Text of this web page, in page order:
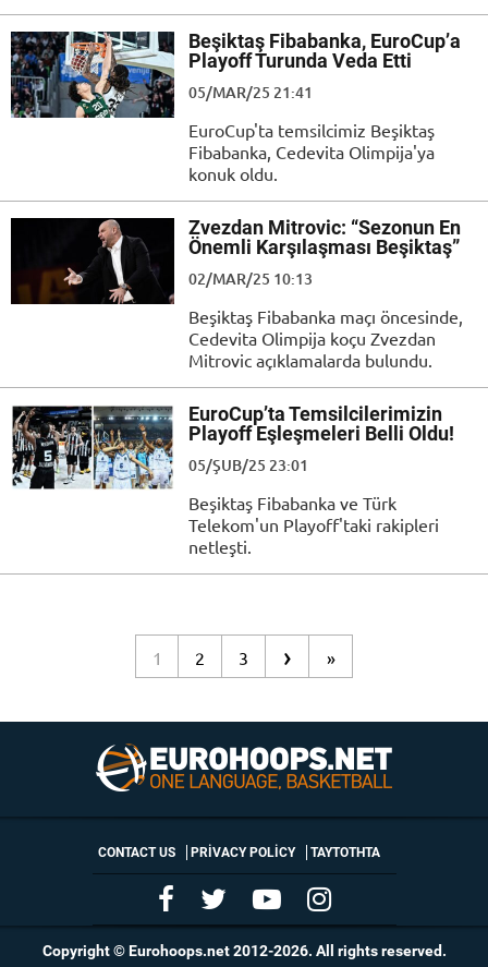
Beşiktaş Fibabanka, EuroCup’a
Playoff Turunda Veda Etti
05/MAR/25 21:41
EuroCup'ta temsilcimiz Beşiktaş
Fibabanka, Cedevita Olimpija'ya
konuk oldu.
Zvezdan Mitrovic: “Sezonun En
Önemli Karşılaşması Beşiktaş”
02/MAR/25 10:13
Beşiktaş Fibabanka maçı öncesinde,
Cedevita Olimpija koçu Zvezdan
Mitrovic açıklamalarda bulundu.
EuroCup’ta Temsilcilerimizin
Playoff Eşleşmeleri Belli Oldu!
05/ŞUB/25 23:01
Beşiktaş Fibabanka ve Türk
Telekom'un Playoff'taki rakipleri
netleşti.
1 2 3 › »
CONTACT US PRIVACY POLICY ΤΑΥΤΟΤΗΤΑ
Copyright © Eurohoops.net 2012-2026. All rights reserved.